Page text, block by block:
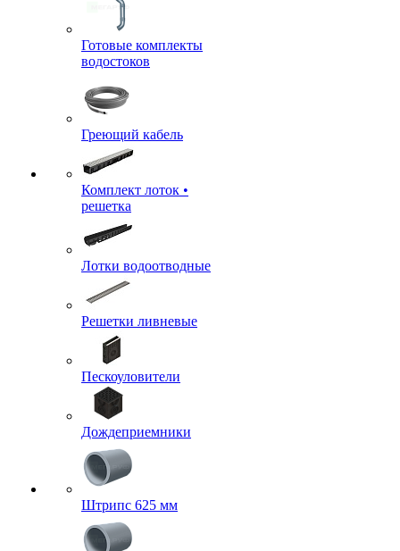
Готовые комплекты
водостоков
Греющий кабель
Комплект лоток •
решетка
Лотки водоотводные
Решетки ливневые
Пескоуловители
Дождеприемники
Штрипс 625 мм